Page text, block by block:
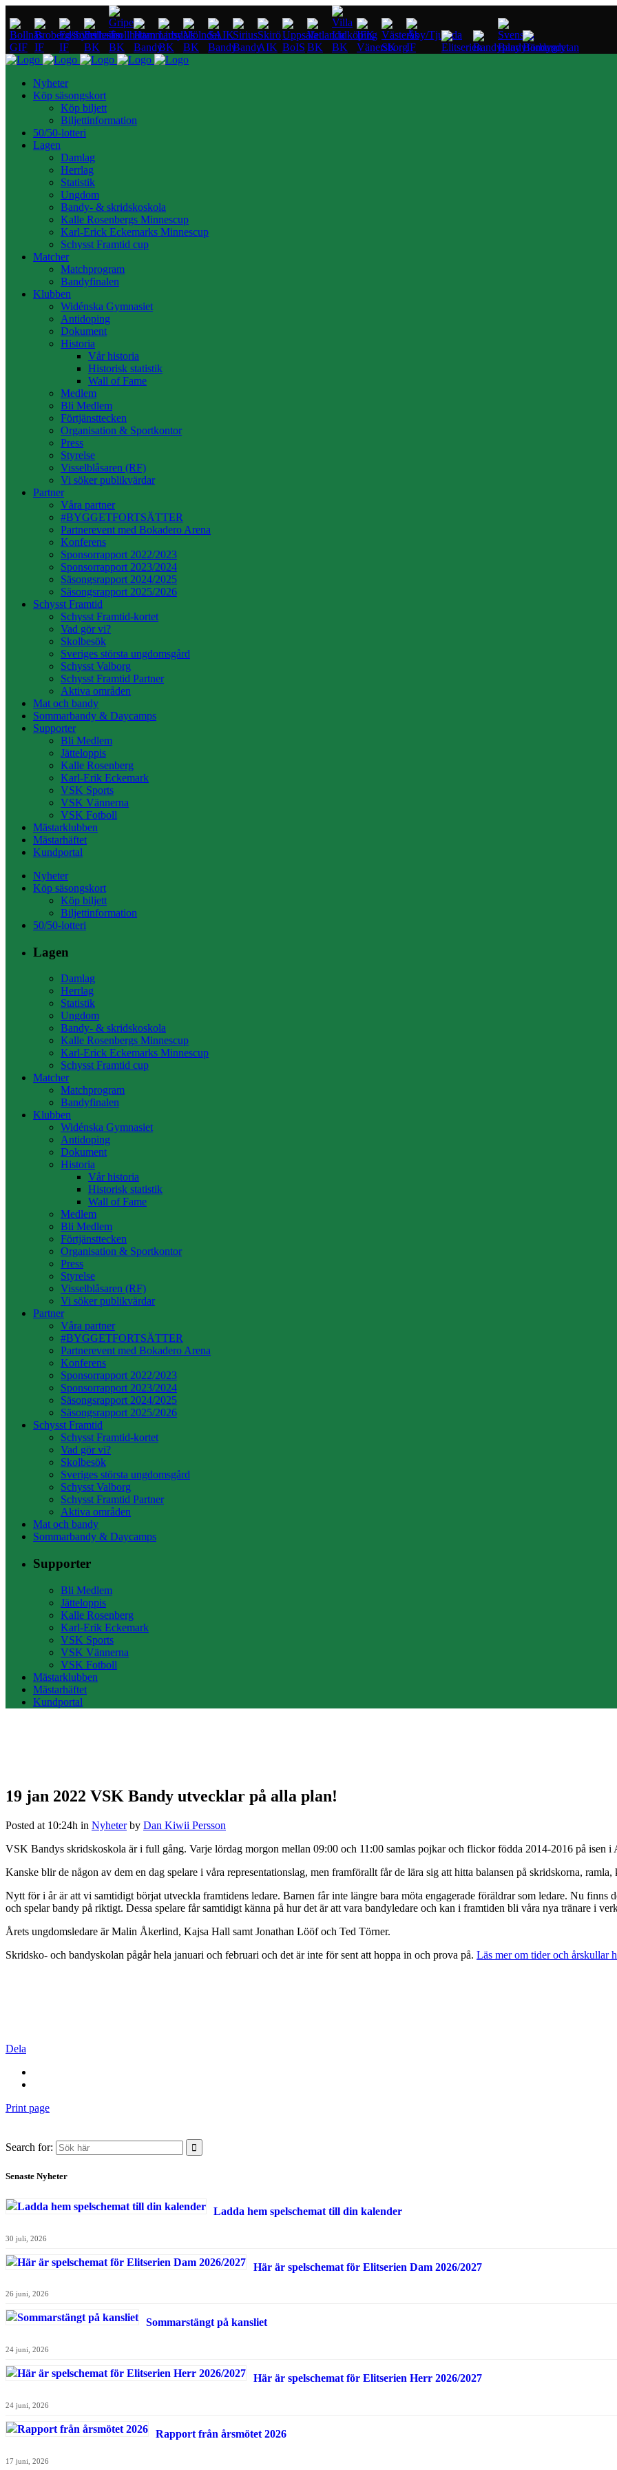
Nyheter
Köp säsongskort
Köp biljett
Biljettinformation
50/50-lotteri
Lagen
Damlag
Herrlag
Statistik
Ungdom
Bandy- & skridskoskola
Kalle Rosenbergs Minnescup
Karl-Erick Eckemarks Minnescup
Schysst Framtid cup
Matcher
Matchprogram
Bandyfinalen
Klubben
Widénska Gymnasiet
Antidoping
Dokument
Historia
Vår historia
Historisk statistik
Wall of Fame
Medlem
Bli Medlem
Förtjänsttecken
Organisation & Sportkontor
Press
Styrelse
Visselblåsaren (RF)
Vi söker publikvärdar
Partner
Våra partner
#BYGGETFORTSÄTTER
Partnerevent med Bokadero Arena
Konferens
Sponsorrapport 2022/2023
Sponsorrapport 2023/2024
Säsongsrapport 2024/2025
Säsongsrapport 2025/2026
Schysst Framtid
Schysst Framtid-kortet
Vad gör vi?
Skolbesök
Sveriges största ungdomsgård
Schysst Valborg
Schysst Framtid Partner
Aktiva områden
Mat och bandy
Sommarbandy & Daycamps
Supporter
Bli Medlem
Jätteloppis
Kalle Rosenberg
Karl-Erik Eckemark
VSK Sports
VSK Vännerna
VSK Fotboll
Mästarklubben
Mästarhäftet
Kundportal
Nyheter
Köp säsongskort
Köp biljett
Biljettinformation
50/50-lotteri
Lagen
Damlag
Herrlag
Statistik
Ungdom
Bandy- & skridskoskola
Kalle Rosenbergs Minnescup
Karl-Erick Eckemarks Minnescup
Schysst Framtid cup
Matcher
Matchprogram
Bandyfinalen
Klubben
Widénska Gymnasiet
Antidoping
Dokument
Historia
Vår historia
Historisk statistik
Wall of Fame
Medlem
Bli Medlem
Förtjänsttecken
Organisation & Sportkontor
Press
Styrelse
Visselblåsaren (RF)
Vi söker publikvärdar
Partner
Våra partner
#BYGGETFORTSÄTTER
Partnerevent med Bokadero Arena
Konferens
Sponsorrapport 2022/2023
Sponsorrapport 2023/2024
Säsongsrapport 2024/2025
Säsongsrapport 2025/2026
Schysst Framtid
Schysst Framtid-kortet
Vad gör vi?
Skolbesök
Sveriges största ungdomsgård
Schysst Valborg
Schysst Framtid Partner
Aktiva områden
Mat och bandy
Sommarbandy & Daycamps
Supporter
Bli Medlem
Jätteloppis
Kalle Rosenberg
Karl-Erik Eckemark
VSK Sports
VSK Vännerna
VSK Fotboll
Mästarklubben
Mästarhäftet
Kundportal
19 jan 2022 VSK Bandy utvecklar på alla plan!
Posted at 10:24h in Nyheter by Dan Kiwii Persson
VSK Bandys skridskoskola är i full gång. Varje lördag morgon mellan 09:00 och 11:00 samlas pojkar och flickor födda 2014-2016 på isen i
Kanske blir de någon av dem en dag spelare i våra representationslag, men framförallt får de lära sig att hitta balansen på skridskorna,
Nytt för i år är att vi samtidigt börjat utveckla framtidens ledare. Barnen får inte längre bara möta engagerade föräldrar som ledare. Nu finns
och spelar bandy på riktigt. Dessa spelare får samtidigt känna på hur det är att vara bandyledare och kan i framtiden bli våra nya tränare i
Årets ungdomsledare är Malin Åkerlind, Kajsa Hall samt Jonathan Lööf och Ted Törner.
Skridsko- och bandyskolan pågår hela januari och februari och det är inte för sent att hoppa in och prova på. Läs mer om tider och årskullar
Dela
Print page
Search for:
Senaste Nyheter
Ladda hem spelschemat till din kalender
30 juli, 2026
Här är spelschemat för Elitserien Dam 2026/2027
26 juni, 2026
Sommarstängt på kansliet
24 juni, 2026
Här är spelschemat för Elitserien Herr 2026/2027
24 juni, 2026
Rapport från årsmötet 2026
17 juni, 2026